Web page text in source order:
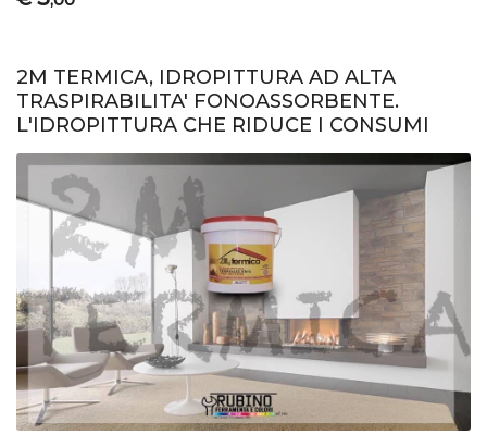
2M TERMICA, IDROPITTURA AD ALTA
TRASPIRABILITA' FONOASSORBENTE.
L'IDROPITTURA CHE RIDUCE I CONSUMI